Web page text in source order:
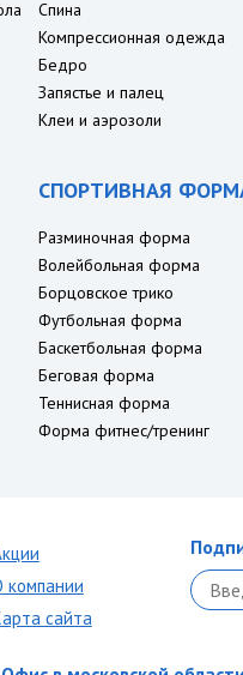
Спина
Компрессионная одежда
Бедро
Запястье и палец
Клеи и аэрозоли
СПОРТИВНАЯ
Разминочная форма
Волейбольная форма
Борцовское трико
Футбольная форма
Баскетбольная форма
Беговая форма
Теннисная форма
Форма фитнес/тренинг
компании
сайта